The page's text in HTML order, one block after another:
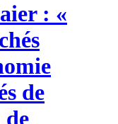
: «
de